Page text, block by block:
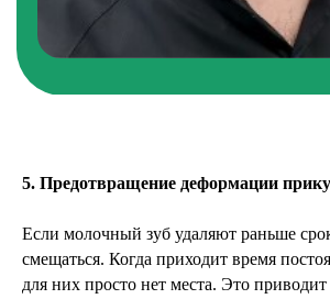
5. Предотвращение деформации
Если молочный зуб удаляют раньше
смещаться. Когда приходит время
для них просто нет места. Это
Калинин Сергей Алексеевич
Стоматолог-хирург, имплантолог, детский